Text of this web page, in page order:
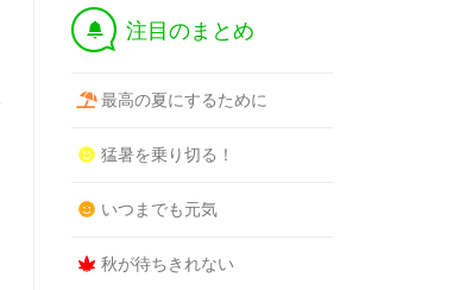
† 注目のまとめ
最高の夏にするために
猛暑を乗り切る！
いつまでも元気
秋が待ちきれない